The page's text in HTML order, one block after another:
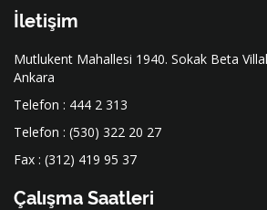
İletişim
Mutlukent Mahallesi 1940. Sokak Beta
Ankara
Telefon : 444 2 313
Telefon : (530) 322 20 27
Fax : (312) 419 95 37
Çalışma Saatleri